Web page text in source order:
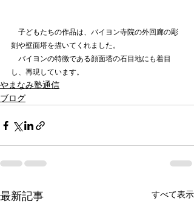
子どもたちの作品は、バイヨン寺院の外回廊の彫
刻や壁面塔を描いてくれました。
バイヨンの特徴である顔面塔の石目地にも着目
し、再現しています。
やまなみ塾通信
ブログ
最新記事 すべて表示